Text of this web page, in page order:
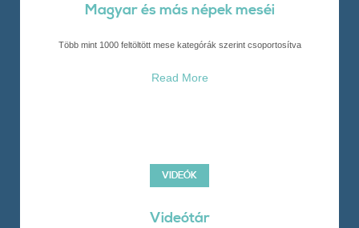
Magyar és más népek meséi
Több mint 1000 feltöltött mese kategórák szerint csoportosítva
Read More
VIDEÓK
Videótár